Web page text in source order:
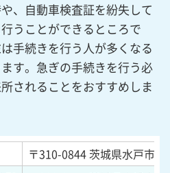
、自動車検査証を紛失して
うことができるところで
手続きを行う人が多くなる
す。急ぎの手続きを行う必
されることをおすすめしま
〒310-0844茨城県水戸市